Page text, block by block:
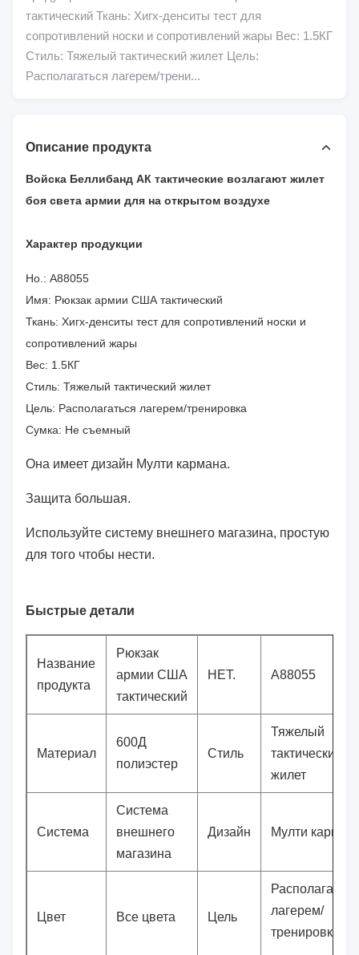
тактический Ткань: Хигх-денситы тест для
сопротивлений носки и сопротивлений жары Вес: 1.5КГ
Стиль: Тяжелый тактический жилет Цель:
Располагаться лагерем/трени...
Описание продукта
Войска Беллибанд АК тактические возлагают жилет
боя света армии для на открытом воздухе
Характер продукции
Но.: А88055
Имя: Рюкзак армии США тактический
Ткань: Хигх-денситы тест для сопротивлений носки и
сопротивлений жары
Вес: 1.5КГ
Стиль: Тяжелый тактический жилет
Цель: Располагаться лагерем/тренировка
Сумка: Не съемный
Она имеет дизайн Мулти кармана.
Защита большая.
Используйте систему внешнего магазина, простую
для того чтобы нести.
Быстрые детали
Название
продукта
Рюкзак
армии США
тактический
НЕТ. А88055
Материал
600Д
полиэстер
Стиль
Тяжелый
тактический
жилет
Система
Система
внешнего
магазина
Дизайн Мулти карман
Цвет Все цвета Цель
Располагаться
лагерем/
тренировка